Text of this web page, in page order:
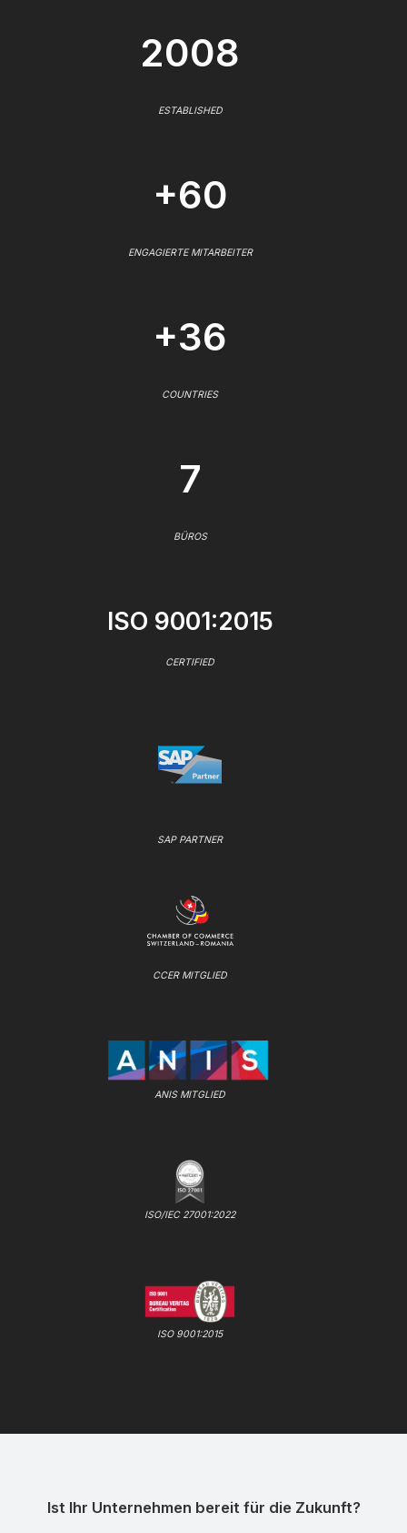
2008
ESTABLISHED
+60
ENGAGIERTE MITARBEITER
+36
COUNTRIES
7
BÜROS
ISO 9001:2015
CERTIFIED
SAP PARTNER
CCER MITGLIED
ANIS MITGLIED
ISO/IEC 27001:2022
ISO 9001:2015
Ist Ihr Unternehmen bereit für die Zukunft?